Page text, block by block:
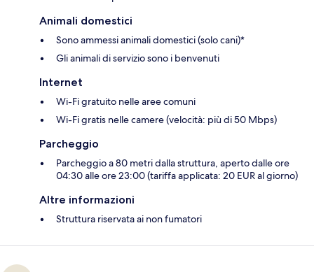
Animali domestici
Sono ammessi animali domestici (solo cani)*
Gli animali di servizio sono i benvenuti
Internet
Wi-Fi gratuito nelle aree comuni
Wi-Fi gratis nelle camere (velocità: più di 50 Mbps)
Parcheggio
Parcheggio a 80 metri dalla struttura, aperto dalle ore
04:30 alle ore 23:00 (tariffa applicata: 20 EUR al giorno)
Altre informazioni
Struttura riservata ai non fumatori